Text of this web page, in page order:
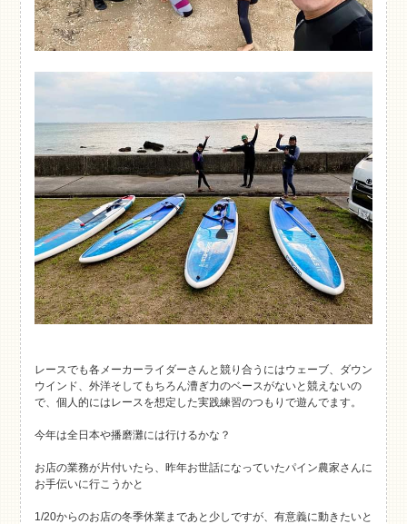
レースでも各メーカーライダーさんと競り合うにはウェーブ、ダウン
ウインド、外洋そしてもちろん漕ぎ力のベースがないと競えないの
で、個人的にはレースを想定した実践練習のつもりで遊んでます。
今年は全日本や播磨灘には行けるかな？
お店の業務が片付いたら、昨年お世話になっていたパイン農家さんに
お手伝いに行こうかと
1/20からのお店の冬季休業まであと少しですが、有意義に動きたいと